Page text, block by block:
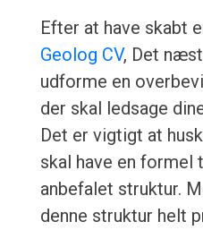
Efter at have skabt
Geolog CV, Det
udforme en
der skal ledsage
Det er vigtigt at
skal have en formel
anbefalet struktur.
denne struktur helt